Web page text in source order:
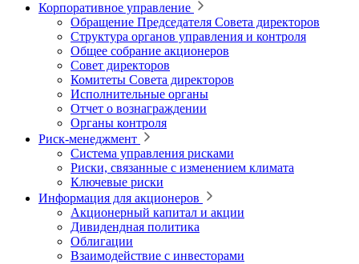
Корпоративное управление
Обращение Председателя Совета директоров
Структура органов управления и контроля
Общее собрание акционеров
Совет директоров
Комитеты Совета директоров
Исполнительные органы
Отчет о вознаграждении
Органы контроля
Риск-менеджмент
Система управления рисками
Риски, связанные с изменением климата
Ключевые риски
Информация для акционеров
Акционерный капитал и акции
Дивидендная политика
Облигации
Взаимодействие с инвесторами